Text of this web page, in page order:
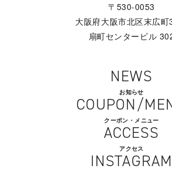
〒530-0053
大阪府大阪市北区末広町
扇町センタービル
NEWS
お知らせ
COUPON/
クーポン・メニュー
ACCESS
アクセス
INSTAGRAM